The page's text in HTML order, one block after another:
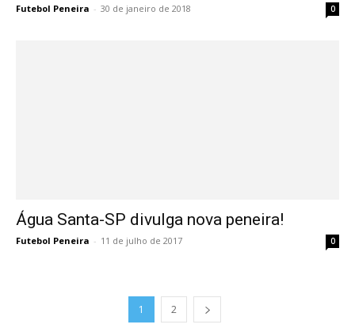
Futebol Peneira - 30 de janeiro de 2018 0
Água Santa-SP divulga nova peneira!
Futebol Peneira - 11 de julho de 2017 0
1 2